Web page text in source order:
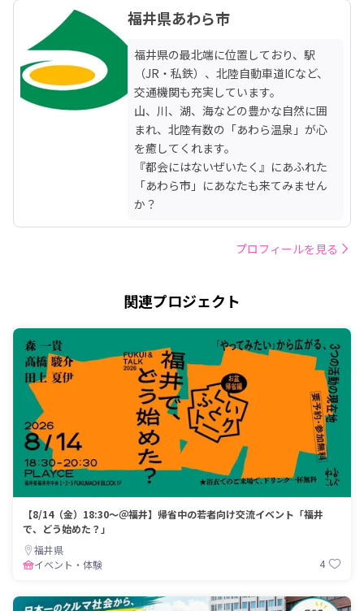
福井県あわら市
福井県の最北端に位置しており、駅
（JR・私鉄）、北陸自動車道ICなど、
交通機関も充実しています。
山、川、湖、海などの豊かな自然に囲
まれ、北陸有数の「あわら温泉」が心
を癒してくれます。
『都会にはないぜいたく』にあふれた
「あわら市」にあなたも来てみません
か？
プロフィールを見る
関連プロジェクト
【8/14（金）18:30～＠福井】帰省中の若者向け交流イベント「福井
で、どう始めた？」
福井県
イベント・体験
4